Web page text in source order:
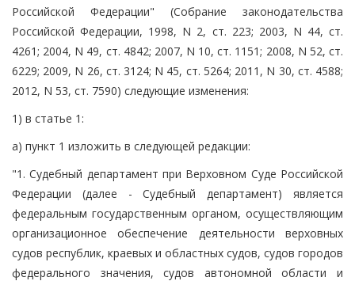
Российской Федерации" (Собрание законодательства
Российской Федерации, 1998, N 2, ст. 223; 2003, N 44, ст.
4261; 2004, N 49, ст. 4842; 2007, N 10, ст. 1151; 2008, N 52, ст.
6229; 2009, N 26, ст. 3124; N 45, ст. 5264; 2011, N 30, ст. 4588;
2012, N 53, ст. 7590) следующие изменения:
1) в статье 1:
а) пункт 1 изложить в следующей редакции:
"1. Судебный департамент при Верховном Суде Российской
Федерации (далее - Судебный департамент) является
федеральным государственным органом, осуществляющим
организационное обеспечение деятельности верховных
судов республик, краевых и областных судов, судов городов
федерального значения, судов автономной области и